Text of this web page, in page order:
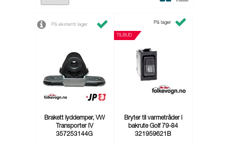
På eksternt lager
Brakett lyddemper, VW
Transporter IV
357253144G
TILBUD
På lager
Bryter til varmetråder i
bakrute Golf 79-84
321959621B